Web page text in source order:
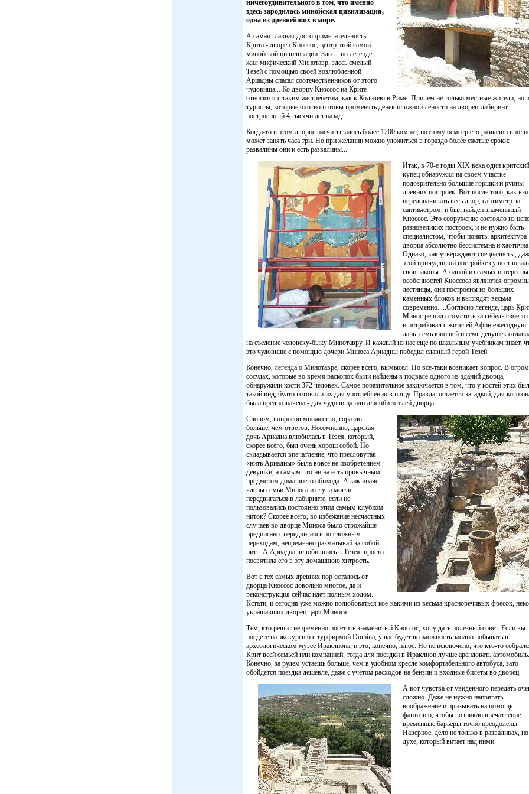
ничегоудивительного в том, что именно
здесь зародилась минойская цивилизация,
одна из древнейших в мире.
А самая главная достопримечательность
Крита - дворец Кноссос, центр этой самой
минойской цивилизации. Здесь, по легенде,
жил мифический Минотавр, здесь смелый
Тезей с помощью своей возлюбленной
Ариадны спасал соотечественников от этого
чудовища... Ко дворцу Кноссос на Крите
относятся с таким же трепетом, как к Колизею в Риме. Причем не только местные жители, но и
туристы, которые охотно готовы променять денек пляжной лености на дворец-лабиринт,
построенный 4 тысячи лет назад.
Когда-то в этом дворце насчитывалось более 1200 комнат, поэтому осмотр его развалин
может занять часа три. Но при желании можно уложиться в гораздо более сжатые сроки:
развалины они и есть развалины...
Итак, в 70-е годы XIX века один критский
купец обнаружил на своем участке
подозрительно большие горшки и руины
древних построек. Вот после того, как
перелопачивать весь двор, сантиметр за
сантиметром, и был найден знаменитый
Кноссос. Это сооружение состояло из
разновеликих построек, и не нужно быть
специалистом, чтобы понять: архитектура
дворца абсолютно бессистемна и хаотична.
Однако, как утверждают специалисты,
этой причудливой постройке
свои законы. А одной из самых
особенностей Кноссоса являются
лестницы, они построены из больших
каменных блоков и выглядят весьма
современно. ...Согласно легенде, царь
Минос решил отомстить за гибель своего
и потребовал с жителей Афин ежегодную
дань: семь юношей и семь девушек
на съедение человеку-быку Минотавру. И каждый из нас еще по школьным учебникам знает,
это чудовище с помощью дочери Миноса Ариадны победил славный герой Тезей.
Конечно, легенда о Минотавре, скорее всего, вымысел. Но все-таки возникает вопрос. В
сосудах, которые во время раскопок были найдены в подвале одного из зданий дворца,
обнаружили кости 372 человек. Самое поразительное заключается в том, что у костей этих был
такой вид, будто готовили их для употребления в пищу. Правда, остается загадкой, для кого
была предназначена - для чудовища или для обитателей дворца.
Словом, вопросов множество, гораздо
больше, чем ответов. Несомненно, царская
дочь Ариадна влюбилась в Тезея, который,
скорее всего, был очень хорош собой. Но
складывается впечатление, что пресловутая
«нить Ариадны» была вовсе не изобретением
девушки, а самым что ни на есть привычным
предметом домашнего обихода. А как иначе
члены семьи Миноса и слуги могли
передвигаться в лабиринте, если не
пользовались постоянно этим самым клубком
ниток? Скорее всего, во избежание несчастных
случаев во дворце Миноса было строжайше
предписано: передвигаясь по сложным
переходам, непременно разматывай за собой
нить. А Ариадна, влюбившись в Тезея, просто
посвятила его в эту домашнюю хитрость.
Вот с тех самых древних пор осталось от
дворца Кноссос довольно многое, да и
реконструкция сейчас идет полным ходом.
Кстати, и сегодня уже можно полюбоваться кое-какими из весьма красноречивых фресок,
украшавших дворец царя Миноса.
Тем, кто решит непременно посетить знаменитый Кноссос, хочу дать полезный совет. Если вы
поедете на экскурсию с турфирмой Domina, у вас будет возможность заодно побывать в
археологическом музее Ираклиона, и это, конечно, плюс. Но не исключено, что кто-то
Крит всей семьей или компанией, тогда для поездки в Ираклион лучше арендовать автомобиль.
Конечно, за рулем устаешь больше, чем в удобном кресле комфортабельного автобуса, зато
обойдется поездка дешевле, даже с учетом расходов на бензин и входные билеты во дворец.
А вот чувства от увиденного передать
сложно. Даже не нужно напрягать
воображение и призывать на помощь
фантазию, чтобы возникло впечатление:
временные барьеры точно преодолены.
Наверное, дело не только в развалинах,
духе, который витает над ними.